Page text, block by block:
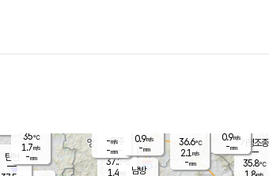
양주
37.2℃
1.4
가평조종
35.8℃
m/s
36.6℃
2.1 m/s
-mm
탄현
0.9m/s
-mm
남방
-m/s
-mm
35℃
1.7m/s
-mm
0.9m/s
-mm